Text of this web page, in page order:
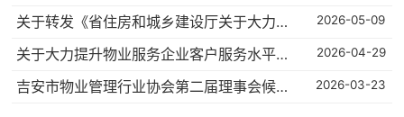
关于转发《省住房和城乡建设厅关于大力提升物业服务企业客户服务水平建立物业服务企业“首问负责、接诉即办”工作机制的通知》并做好相关落实工作的通知 2026-05-09
关于大力提升物业服务企业客户服务水平建立物业服务企业 “ 首问负责、接诉 即办 ” 工作 机制的通知 2026-04-29
吉安市物业管理行业协会第二届理事会候选人、第二届监事候选人名单公示 2026-03-23